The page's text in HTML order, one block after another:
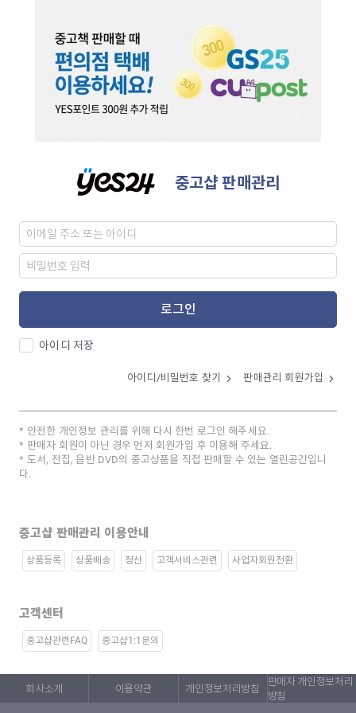
중고샵 판매관리
로그인
아이디 저장
아이디/비밀번호 찾기 판매관리 회원가입
안전한 개인정보 관리를 위해 다시 한번 로그인 해주세요.
판매자 회원이 아닌 경우 먼저 회원가입 후 이용해 주세요.
도서, 전집, 음반 DVD의 중고상품을 직접 판매할 수 있는 열린공간입니
다.
중고샵 판매관리 이용안내
상품등록 상품배송 정산 고객서비스관련 사업자회원전환
고객센터
중고샵관련FAQ 중고샵1:1문의
회사소개 이용약관 개인정보처리방침
판매자 개인정보처리
방침